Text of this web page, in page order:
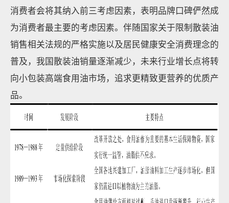
消费者会将其纳入前三考虑因素，表明品牌口碑俨然成
为消费者最主要的考虑因素。伴随国家关于限制散装油
销售相关法规的严格实施以及居民健康安全消费理念的
普及，我国散装油销量逐渐减少，未来行业增长点将转
向小包装高端食用油市场，追求更精致更营养的优质产
品。